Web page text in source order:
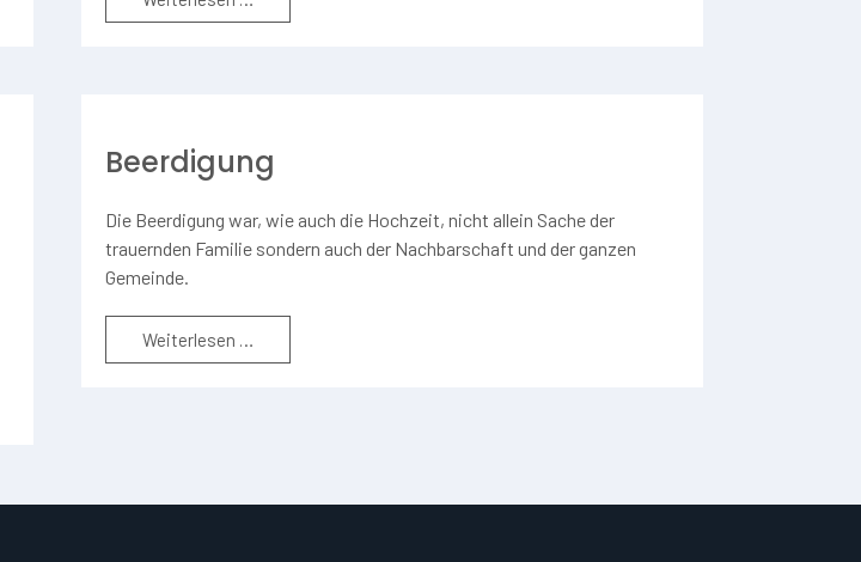
Beerdigung
Die Beerdigung war, wie auch die Hochzeit, nicht allein Sache der
trauernden Familie sondern auch der Nachbarschaft und der ganzen
Gemeinde.
Weiterlesen …